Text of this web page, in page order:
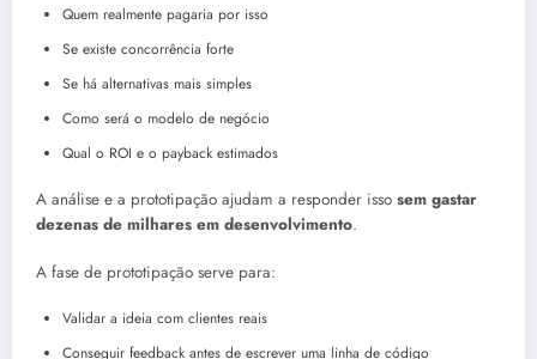
Quem realmente pagaria por isso
Se existe concorrência forte
Se há alternativas mais simples
Como será o modelo de negócio
Qual o ROI e o payback estimados
A análise e a prototipação ajudam a responder isso sem gastar
dezenas de milhares em desenvolvimento.
A fase de prototipação serve para:
Validar a ideia com clientes reais
Conseguir feedback antes de escrever uma linha de código